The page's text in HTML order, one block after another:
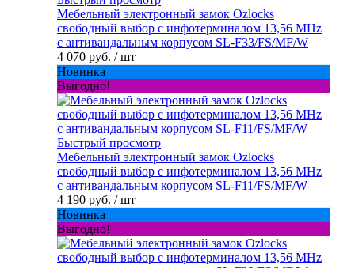
Мебельный электронный замок Ozlocks
свободный выбор с инфотерминалом 13,56 MHz
с антивандальным корпусом SL-F33/FS/MF/W
4 070 руб. / шт
Новинка
Выгодно!
Быстрый просмотр
Мебельный электронный замок Ozlocks
свободный выбор с инфотерминалом 13,56 MHz
с антивандальным корпусом SL-F11/FS/MF/W
4 190 руб. / шт
Новинка
Выгодно!